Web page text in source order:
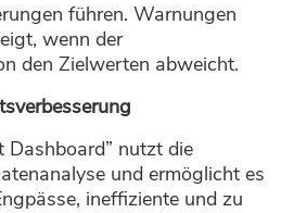
führen. Warnungen
wenn der
den Zielwerten abweicht.
Dashboard” nutzt die
und ermöglicht es
ineffiziente und zu